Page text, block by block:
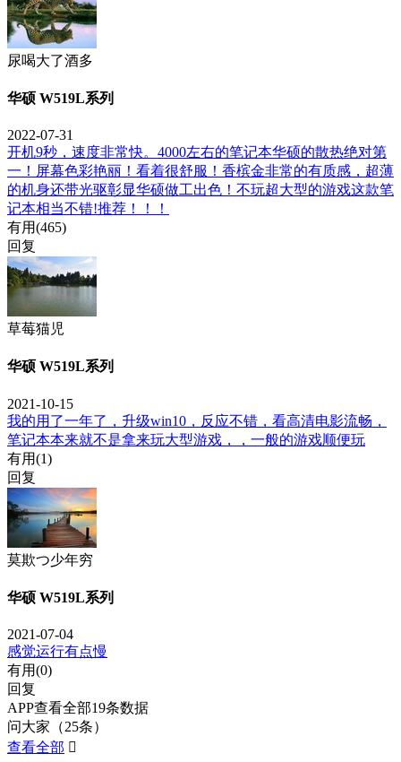
尿喝大了酒多
华硕 W519L系列
2022-07-31
开机9秒，速度非常快。4000左右的笔记本华硕的散热绝对第
一！屏幕色彩艳丽！看着很舒服！香槟金非常的有质感，超薄
的机身还带光驱彰显华硕做工出色！不玩超大型的游戏这款笔
记本相当不错!推荐！！！
有用(465)
回复
草莓猫児
华硕 W519L系列
2021-10-15
我的用了一年了，升级win10，反应不错，看高清电影流畅，
笔记本本来就不是拿来玩大型游戏，，一般的游戏顺便玩
有用(1)
回复
莫欺つ少年穷
华硕 W519L系列
2021-07-04
感觉运行有点慢
有用(0)
回复
APP查看全部19条数据
问大家（25条）
查看全部 